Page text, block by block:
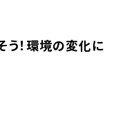
う！環境の変化に